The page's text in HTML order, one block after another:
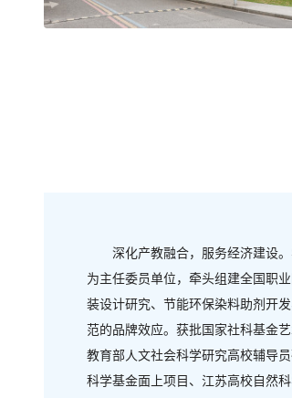
深化产教融合，服务经济建设
为主任委员单位，牵头组建全国职
装设计研究、节能环保染料助剂开
范的品牌效应。获批国家社科基金
教育部人文社会科学研究高校辅导
科学基金面上项目、江苏高校自然